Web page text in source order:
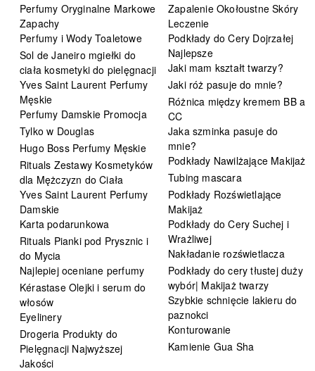
Perfumy Oryginalne Markowe
Zapachy
Perfumy i Wody Toaletowe
Sol de Janeiro mgiełki do
ciała kosmetyki do pielęgnacji
Yves Saint Laurent Perfumy
Męskie
Perfumy Damskie Promocja
Tylko w Douglas
Hugo Boss Perfumy Męskie
Rituals Zestawy Kosmetyków
dla Mężczyzn do Ciała
Yves Saint Laurent Perfumy
Damskie
Karta podarunkowa
Rituals Pianki pod Prysznic i
do Mycia
Najlepiej oceniane perfumy
Kérastase Olejki i serum do
włosów
Eyelinery
Drogeria Produkty do
Pielęgnacji Najwyższej
Jakości
Zapalenie Okołoustne Skóry
Leczenie
Podkłady do Cery Dojrzałej
Najlepsze
Jaki mam kształt twarzy?
Jaki róż pasuje do mnie?
Różnica między kremem BB a
CC
Jaka szminka pasuje do
mnie?
Podkłady Nawilżające Makijaż
Tubing mascara
Podkłady Rozświetlające
Makijaż
Podkłady do Cery Suchej i
Wrażliwej
Nakładanie rozświetlacza
Podkłady do cery tłustej duży
wybór| Makijaż twarzy
Szybkie schnięcie lakieru do
paznokci
Konturowanie
Kamienie Gua Sha